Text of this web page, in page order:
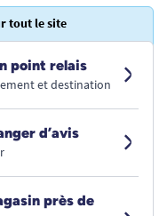
tout le site
point relais
et destination
d’avis
près de